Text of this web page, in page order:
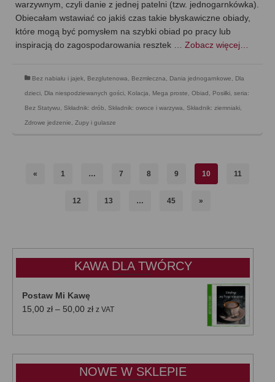
warzywnym, czyli danie z jednej patelni (tzw. jednogarnkówka).
Obiecałam wstawiać co jakiś czas takie błyskawiczne obiady,
które mogą być pomysłem na szybki obiad po pracy lub
inspiracją do zagospodarowania resztek … Zobacz więcej…
Bez nabiału i jajek Bezglutenowa Bezmleczna Dania jednogarnkowe Dla
dzieci Dla niespodziewanych gości Kolacja Mega proste Obiad Posiłki seria:
Bez Statywu Składnik: drób Składnik: owoce i warzywa Składnik: ziemniaki
Zdrowe jedzenie Zupy i gulasze
« 1 … 7 8 9 10 11
12 13 … 45 »
KAWA DLA TWÓRCY
Postaw Mi Kawę
15,00 zł – 50,00 złZakres
od
do
50,00 zł
z VAT
NOWE W SKLEPIE